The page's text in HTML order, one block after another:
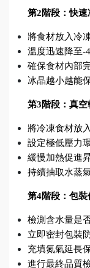
第2階段：快速
將食材放入冷
溫度迅速降至-
確保食材內部
冰晶越小越能
第3階段：真空
將冷凍食材放
設定極低壓力
緩慢加熱促進
持續抽取水蒸
第4階段：包裝
檢測含水量是
立即密封包裝
充填氮氣延長
進行最終品質